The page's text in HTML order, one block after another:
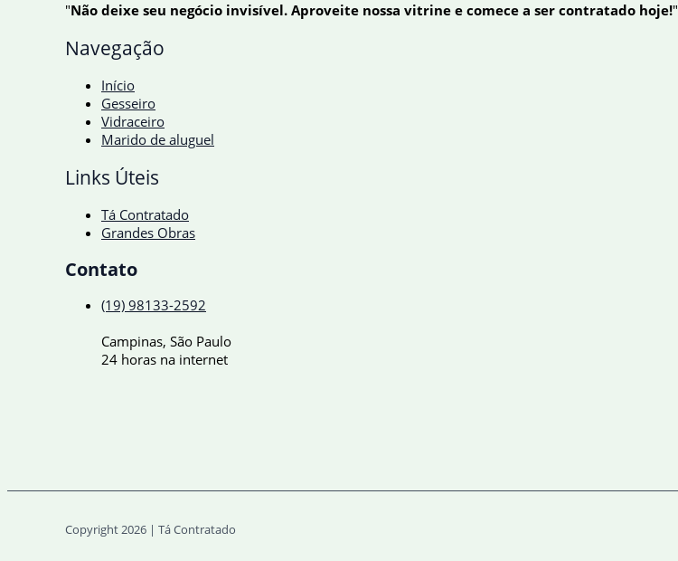
"Não deixe seu negócio invisível. Aproveite nossa vitrine e comece a ser contratado hoje!"
Navegação
Início
Gesseiro
Vidraceiro
Marido de aluguel
Links Úteis
Tá Contratado
Grandes Obras
Contato
(19) 98133-2592
Campinas, São Paulo
24 horas na internet
Copyright 2026 | Tá Contratado